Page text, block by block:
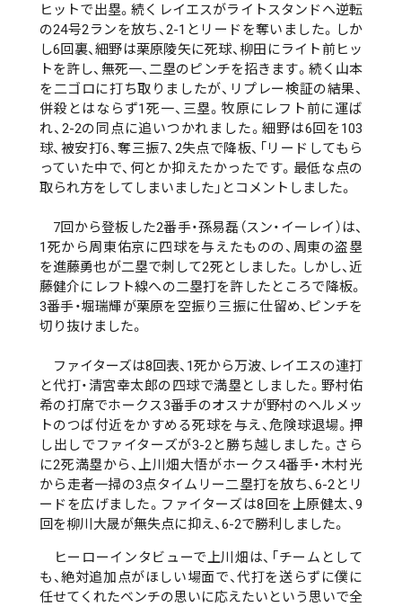
ヒットで出塁。続くレイエスがライトスタンドへ逆転
の24号2ランを放ち、2-1とリードを奪いました。しか
し6回裏、細野は栗原陵矢に死球、柳田にライト前ヒッ
トを許し、無死一、二塁のピンチを招きます。続く山本
を二ゴロに打ち取りましたが、リプレー検証の結果、
併殺とはならず1死一、三塁。牧原にレフト前に運ば
れ、2-2の同点に追いつかれました。細野は6回を103
球、被安打6、奪三振7、2失点で降板、「リードしてもら
っていた中で、何とか抑えたかったです。最低な点の
取られ方をしてしまいました」とコメントしました。
7回から登板した2番手・孫易磊（スン・イーレイ）は、
1死から周東佑京に四球を与えたものの、周東の盗塁
を進藤勇也が二塁で刺して2死としました。しかし、近
藤健介にレフト線への二塁打を許したところで降板。
3番手・堀瑞輝が栗原を空振り三振に仕留め、ピンチを
切り抜けました。
ファイターズは8回表、1死から万波、レイエスの連打
と代打・清宮幸太郎の四球で満塁としました。野村佑
希の打席でホークス3番手のオスナが野村のヘルメッ
トのつば付近をかすめる死球を与え、危険球退場。押
し出しでファイターズが3-2と勝ち越しました。さら
に2死満塁から、上川畑大悟がホークス4番手・木村光
から走者一掃の3点タイムリー二塁打を放ち、6-2とリ
ードを広げました。ファイターズは8回を上原健太、9
回を柳川大晟が無失点に抑え、6-2で勝利しました。
ヒーローインタビューで上川畑は、「チームとして
も、絶対追加点がほしい場面で、代打を送らずに僕に
任せてくれたベンチの思いに応えたいという思いで全